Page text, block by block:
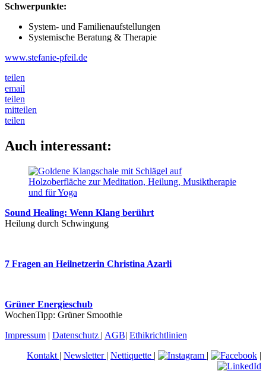
Schwerpunkte:
System- und Familienaufstellungen
Systemische Beratung & Therapie
www.stefanie-pfeil.de
teilen
email
teilen
mitteilen
teilen
Auch interessant:
Sound Healing: Wenn Klang berührt
Heilung durch Schwingung
7 Fragen an Heilnetzerin Christina Azarli
Grüner Energieschub
WochenTipp: Grüner Smoothie
Impressum | Datenschutz | AGB| Ethikrichtlinien
Kontakt | Newsletter | Nettiquette | | |